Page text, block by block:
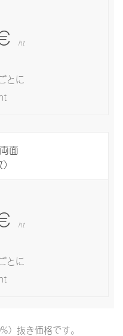
ht
とに
面
ht
とに
抜き価格です。